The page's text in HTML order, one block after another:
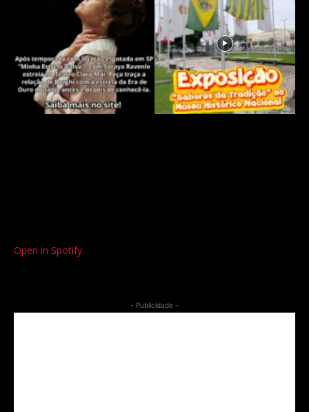
Open in Spotify
- Publicidade -